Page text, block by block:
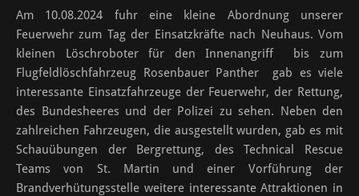
Am 10.08.2024 fuhr eine kleine Abordnung unserer
Feuerwehr zum Tag der Einsatzkräfte nach Neuhaus. Vom
kleinen Löschroboter für den Innenangriff bis zum
Flugfeldlöschfahrzeug Rosenbauer Panther gab es viele
interessante Einsatzfahrzeuge der Feuerwehr, der Rettung,
des Bundesheeres und der Polizei zu sehen. Neben den
zahlreichen Fahrzeugen, die ausgestellt wurden, gab es mit
Schauübungen der Bergrettung, des Technical Rescue
Teams von St. Martin und einer Vorführung der
Brandverhütungsstelle weitere interessante Attraktionen in